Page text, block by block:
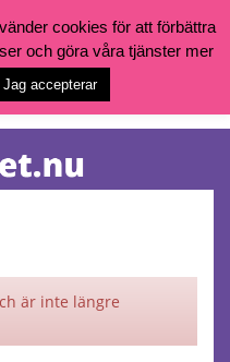
eller nå övriga
är inte längre
cookies för att förbättra
och göra våra tjänster mer
Jag accepterar